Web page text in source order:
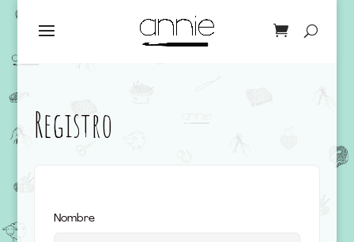
Registro
Nombre